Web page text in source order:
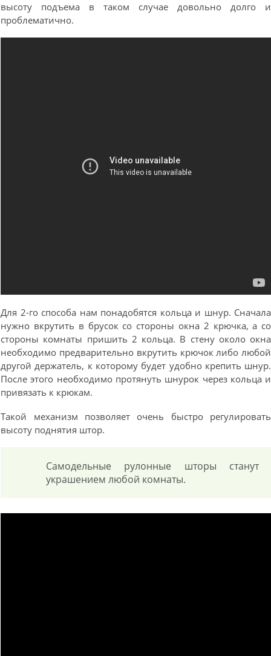
высоту подъема в таком случае довольно долго и
проблематично.
Для 2-го способа нам понадобятся кольца и шнур. Сначала
нужно вкрутить в брусок со стороны окна 2 крючка, а со
стороны комнаты пришить 2 кольца. В стену около окна
необходимо предварительно вкрутить крючок либо любой
другой держатель, к которому будет удобно крепить шнур.
После этого необходимо протянуть шнурок через кольца и
привязать к крюкам.
Такой механизм позволяет очень быстро регулировать
высоту поднятия штор.
Самодельные рулонные шторы станут
украшением любой комнаты.